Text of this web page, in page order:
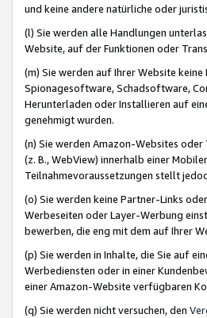
und keine andere natürliche oder
(l) Sie werden alle Handlungen
Website, auf der Funktionen oder
(m) Sie werden auf Ihrer Website
Spionagesoftware, Schadsoftware,
Herunterladen oder Installieren auf
genehmigt wurden.
(n) Sie werden Amazon-Websites
(z. B., WebView) innerhalb einer
Teilnahmevoraussetzungen stellt
(o) Sie werden keine Partner-Links
Werbeseiten oder Layer-Werbung
bewerben, die eng mit dem auf Ihrer
(p) Sie werden in Inhalte, die Sie auf
Werbediensten oder in einer
einer Amazon-Website verfügbaren
(q) Sie werden nicht versuchen, den